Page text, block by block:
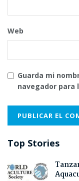
Web
Guarda mi
navegador para
Top Stories